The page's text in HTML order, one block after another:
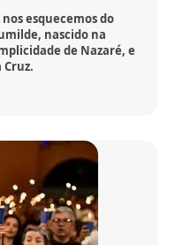
esquecemos do
nascido na
de Nazaré, e